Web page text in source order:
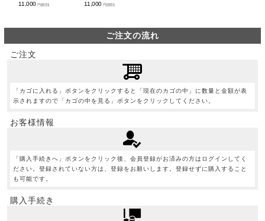
11,000円(税別)
11,000 円(税別)
ご注文の流れ
ご注文
「カゴに入れる」ボタンをクリックすると「現在のカゴの中」に数量と金額が表
示されますので「カゴの中を見る」ボタンをクリックしてください。
お客様情報
「購入手続きへ」ボタンをクリック後、会員登録がお済みの方はログインしてく
ださい。登録されていない方は、登録をお願いします。登録せずに購入すること
も可能です。
購入手続き